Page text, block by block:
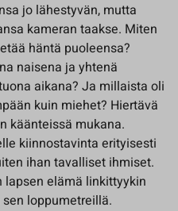
jo lähestyvän, mutta
kameran taakse. Miten
häntä puoleensa?
naisena ja yhtenä
aikana? Ja millaista oli
kuin miehet? Hiertävä
käänteissä mukana.
kiinnostavinta erityisesti
ihan tavalliset ihmiset.
lapsen elämä linkittyykin
loppumetreillä.